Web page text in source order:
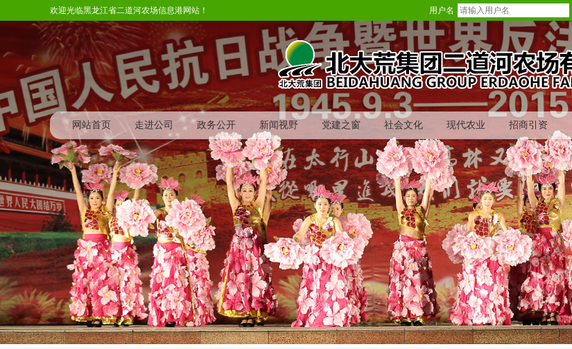
欢迎光临黑龙江省二道河农场信息港网站！ 用户名
网站首页 走进公司 政务公开 新闻视野 党建之窗 社会文化 现代农业 招商引资